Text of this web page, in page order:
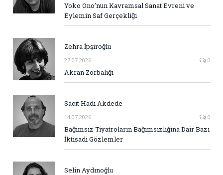
Yoko Ono’nun Kavramsal Sanat Evreni ve
Eylemin Saf Gerçekliği
Zehra İpşiroğlu
27.07.2026 0
Akran Zorbalığı
Sacit Hadi Akdede
14.07.2026 0
Bağımsız Tiyatroların Bağımsızlığına Dair Bazı
İktisadi Gözlemler
Selin Aydınoğlu